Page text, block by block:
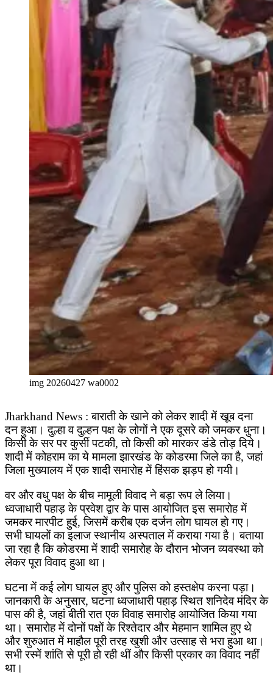
img 20260427 wa0002
Jharkhand News : बाराती के खाने को लेकर शादी में खूब दना
दन हुआ। दुल्हा व दुल्हन पक्ष के लोगों ने एक दूसरे को जमकर धुना।
किसी के सर पर कुर्सी पटकी, तो किसी को मारकर डंडे तोड़ दिये।
शादी में कोहराम का ये मामला झारखंड के कोडरमा जिले का है, जहां
जिला मुख्यालय में एक शादी समारोह में हिंसक झड़प हो गयी।
वर और वधु पक्ष के बीच मामूली विवाद ने बड़ा रूप ले लिया।
ध्वजाधारी पहाड़ के प्रवेश द्वार के पास आयोजित इस समारोह में
जमकर मारपीट हुई, जिसमें करीब एक दर्जन लोग घायल हो गए।
सभी घायलों का इलाज स्थानीय अस्पताल में कराया गया है। बताया
जा रहा है कि कोडरमा में शादी समारोह के दौरान भोजन व्यवस्था को
लेकर पूरा विवाद हुआ था।
घटना में कई लोग घायल हुए और पुलिस को हस्तक्षेप करना पड़ा।
जानकारी के अनुसार, घटना ध्वजाधारी पहाड़ स्थित शनिदेव मंदिर के
पास की है, जहां बीती रात एक विवाह समारोह आयोजित किया गया
था। समारोह में दोनों पक्षों के रिश्तेदार और मेहमान शामिल हुए थे
और शुरुआत में माहौल पूरी तरह खुशी और उत्साह से भरा हुआ था।
सभी रस्में शांति से पूरी हो रही थीं और किसी प्रकार का विवाद नहीं
था।